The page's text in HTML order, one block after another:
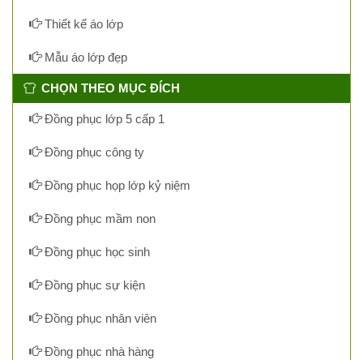
Thiết kế áo lớp
Mẫu áo lớp đẹp
CHỌN THEO MỤC ĐÍCH
Đồng phục lớp 5 cấp 1
Đồng phục công ty
Đồng phục họp lớp kỷ niệm
Đồng phục mầm non
Đồng phục học sinh
Đồng phục sự kiện
Đồng phục nhân viên
Đồng phục nhà hàng